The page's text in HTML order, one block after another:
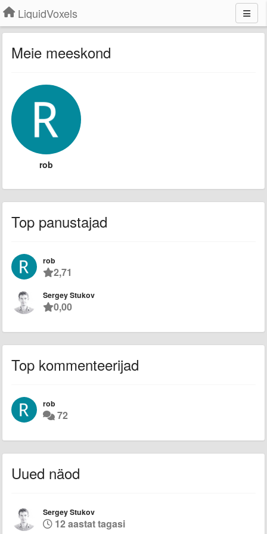
LiquidVoxels
Meie meeskond
rob
Top panustajad
rob
2,71
Sergey Stukov
0,00
Top kommenteerijad
rob
72
Uued näod
Sergey Stukov
12 aastat tagasi